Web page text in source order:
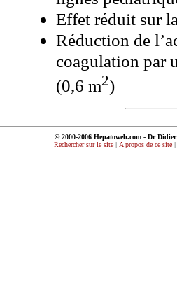
Effet réduit sur
Réduction de
coagulation par
(0,6 m2)
© 2000-2006 Hepatoweb.com - Dr
Rechercher sur le site | A propos de ce site |